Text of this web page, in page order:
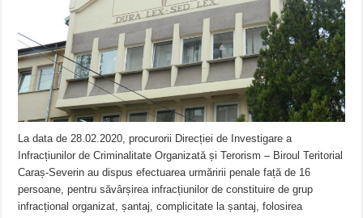
ANUNȚ OPRIRE APĂ în Reșița – avarie – 04.08.2026 – str. Văliugului și
ANUNŢ OPRIRE APĂ în CARANSEBEȘ – 04.08.2026 – avarie – Calea
La data de 28.02.2020, procurorii Direcției de Investigare a
Infracțiunilor de Criminalitate Organizată și Terorism – Biroul Teritorial
Caraș-Severin au dispus efectuarea urmăririi penale față de 16
persoane, pentru săvârșirea infracțiunilor de constituire de grup
infracțional organizat, șantaj, complicitate la șantaj, folosirea